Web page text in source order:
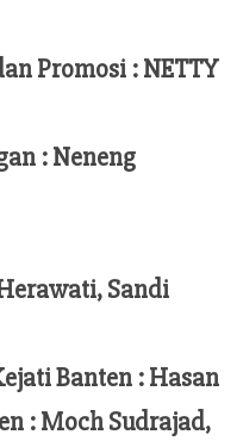
Promosi :NETTY
:Neneng
Sandi
Banten : Hasan
: MochSudrajad,